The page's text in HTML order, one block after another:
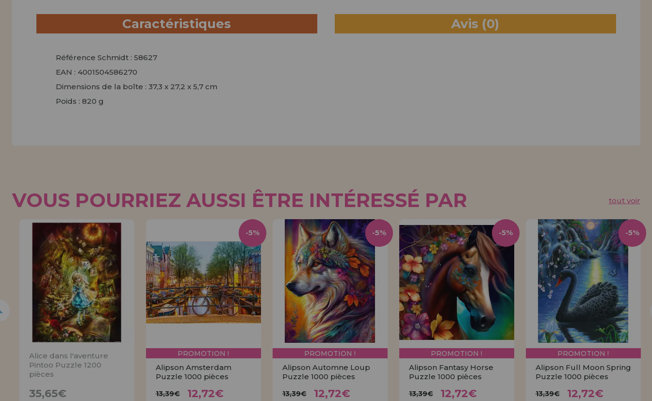
Caractéristiques Avis (0)
Référence Schmidt : 58627
EAN : 4001504586270
Dimensions de la boîte : 37,3 x 27,2 x 5,7 cm
Poids : 820 g
VOUS POURRIEZ AUSSI ÊTRE INTÉRESSÉ PAR tout voir
Alice dans l'aventure
Pintoo Puzzle 1200
pièces
35,65€
PROMOTION !
Alipson Amsterdam
Puzzle 1000 pièces
13,39€ 12,72€
-5%
PROMOTION !
Alipson Automne Loup
Puzzle 1000 pièces
13,39€ 12,72€
-5%
PROMOTION !
Alipson Fantasy Horse
Puzzle 1000 pièces
13,39€ 12,72€
-5%
PROMOTION !
Alipson Full Moon Spring
Puzzle 1000 pièces
13,39€ 12,72€
-5%